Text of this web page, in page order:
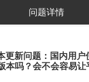
问题详情
下拉刷新
更新问题：国内用
本吗？会不会容易让